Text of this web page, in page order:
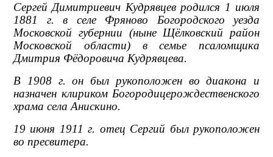
Сергей Димитриевич Кудрявцев родился 1 июля
1881 г. в селе Фряново Богородского уезда
Московской губернии (ныне Щёлковский район
Московской области) в семье псаломщика
Дмитрия Фёдоровича Кудрявцева.
В 1908 г. он был рукоположен во диакона и
назначен клириком Богородицерождественского
храма села Анискино.
19 июня 1911 г. отец Сергий был рукоположен
во пресвитера.